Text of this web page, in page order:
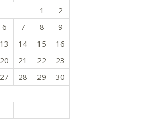
1
2
6 7 8
9
13 14 15
16
20 21 22
23
27 28 29
30